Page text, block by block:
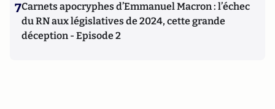
7Carnets apocryphes d’Emmanuel Macron : l’échec
du RN aux législatives de 2024, cette grande
déception - Episode 2